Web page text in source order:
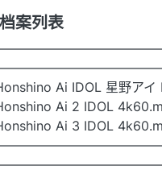
案列表
Ai IDOL 星野ア
Ai 2 IDOL
Ai 3 IDOL